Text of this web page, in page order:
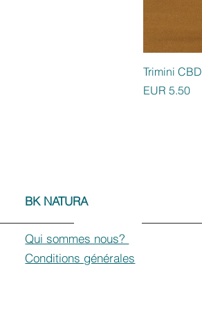
Trimini CBD
Preis
EUR 5.50
BK NATURA
Qui sommes nous?
Conditions générales